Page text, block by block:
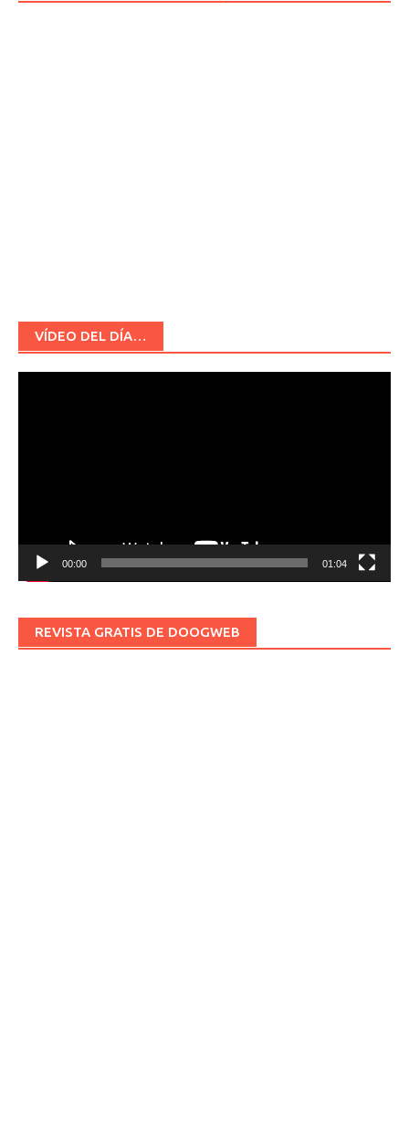
VÍDEO DEL DÍA…
00:00 01:04
REVISTA GRATIS DE DOOGWEB